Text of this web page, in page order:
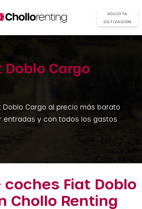
SOLICITA
COTIZACIÓN
Doblo Cargo
Doblo Cargo al precio más barato
entradas y con todos los gastos
Fiat Doblo
Chollo Renting